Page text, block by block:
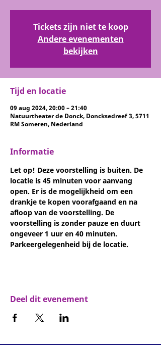
Tickets zijn niet te koop
Andere evenementen
bekijken
Tijd en locatie
09 aug 2024, 20:00 – 21:40
Natuurtheater de Donck, Doncksedreef 3, 5711
RM Someren, Nederland
Informatie
Let op! Deze voorstelling is buiten. De
locatie is 45 minuten voor aanvang
open. Er is de mogelijkheid om een
drankje te kopen voorafgaand en na
afloop van de voorstelling. De
voorstelling is zonder pauze en duurt
ongeveer 1 uur en 40 minuten.
Parkeergelegenheid bij de locatie.
Deel dit evenement